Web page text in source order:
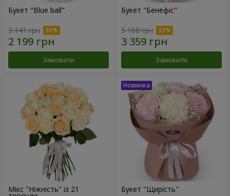
Букет "Blue ball"
3 141 грн
Замовити
Букет "Бенефіс"
5 168 грн
Замовити
Мікс "Ніжність" із 21 Букет "Щирість"